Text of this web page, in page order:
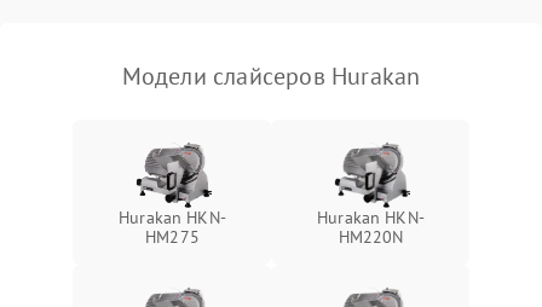
Модели слайсеров Hurakan
Hurakan HKN-
HM275
Hurakan HKN-
HM220N